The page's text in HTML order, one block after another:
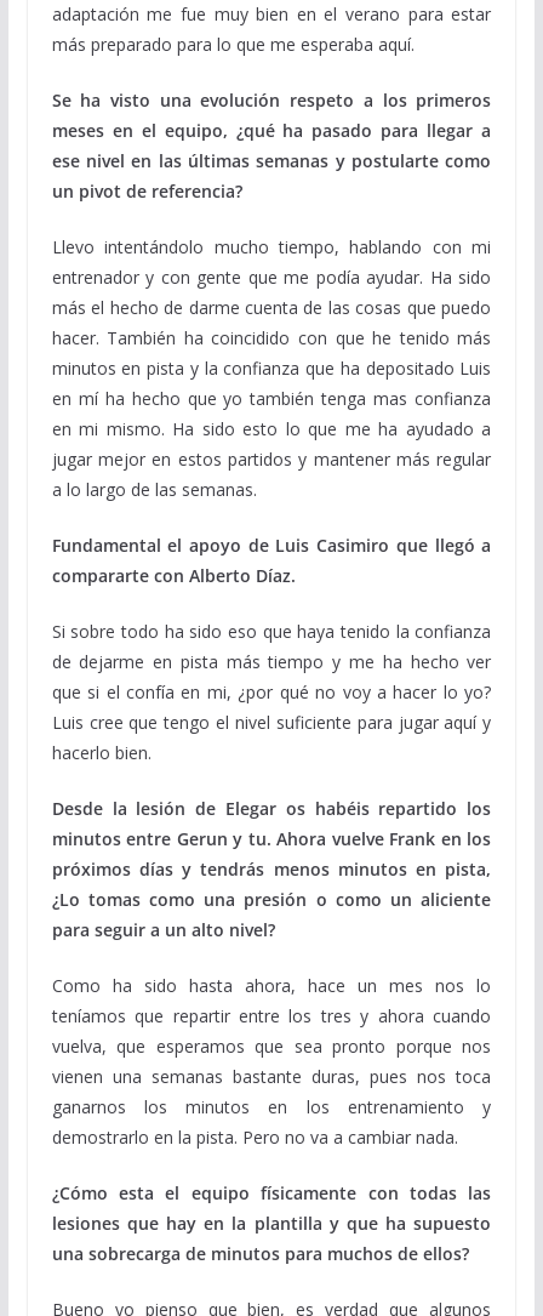
adaptación me fue muy bien en el verano para estar
más preparado para lo que me esperaba aquí.
Se ha visto una evolución respeto a los primeros
meses en el equipo, ¿qué ha pasado para llegar a
ese nivel en las últimas semanas y postularte como
un pivot de referencia?
Llevo intentándolo mucho tiempo, hablando con mi
entrenador y con gente que me podía ayudar. Ha sido
más el hecho de darme cuenta de las cosas que puedo
hacer. También ha coincidido con que he tenido más
minutos en pista y la confianza que ha depositado Luis
en mí ha hecho que yo también tenga mas confianza
en mi mismo. Ha sido esto lo que me ha ayudado a
jugar mejor en estos partidos y mantener más regular
a lo largo de las semanas.
Fundamental el apoyo de Luis Casimiro que llegó a
compararte con Alberto Díaz.
Si sobre todo ha sido eso que haya tenido la confianza
de dejarme en pista más tiempo y me ha hecho ver
que si el confía en mi, ¿por qué no voy a hacer lo yo?
Luis cree que tengo el nivel suficiente para jugar aquí y
hacerlo bien.
Desde la lesión de Elegar os habéis repartido los
minutos entre Gerun y tu. Ahora vuelve Frank en los
próximos días y tendrás menos minutos en pista,
¿Lo tomas como una presión o como un aliciente
para seguir a un alto nivel?
Como ha sido hasta ahora, hace un mes nos lo
teníamos que repartir entre los tres y ahora cuando
vuelva, que esperamos que sea pronto porque nos
vienen una semanas bastante duras, pues nos toca
ganarnos los minutos en los entrenamiento y
demostrarlo en la pista. Pero no va a cambiar nada.
¿Cómo esta el equipo físicamente con todas las
lesiones que hay en la plantilla y que ha supuesto
una sobrecarga de minutos para muchos de ellos?
Bueno yo pienso que bien, es verdad que algunos